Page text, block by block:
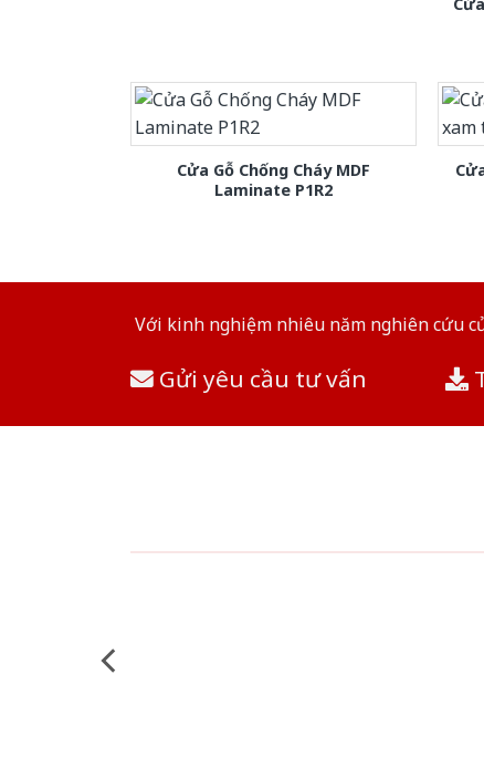
Cửa Gỗ Chống Cháy MDF
Laminate P1R2
Với kinh nghiệm nhiêu năm nghiên cứu
Gửi yêu cầu tư vấn